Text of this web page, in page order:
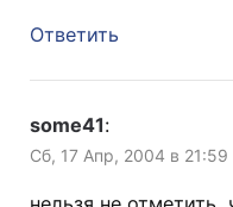
Ответить
some41:
Сб, 17 Апр, 2004 в 21:59